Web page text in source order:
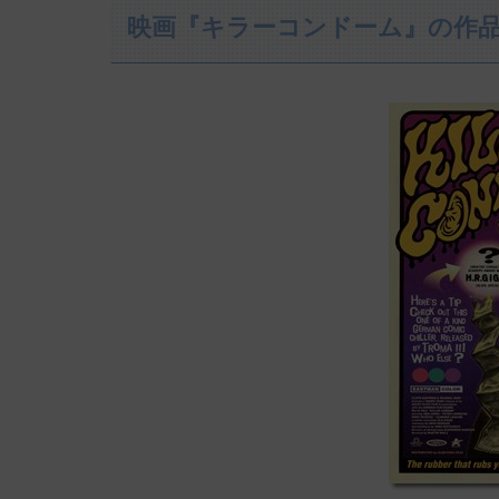
映画『キラーコンドーム』の作